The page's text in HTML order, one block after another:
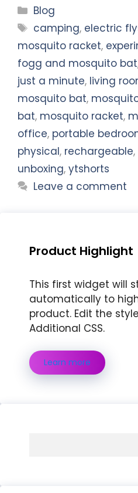
Categories
Blog
Tags
camping, electric
mosquito racket,
fogg and mosquito bat
just a minute, living
mosquito bat,
bat, mosquito racket,
office, portable
physical, rechargeable,
unboxing, ytshorts
Leave a comment
Product Highlight
This first widget will
automatically to
product. Edit the
Additional CSS.
Learn more